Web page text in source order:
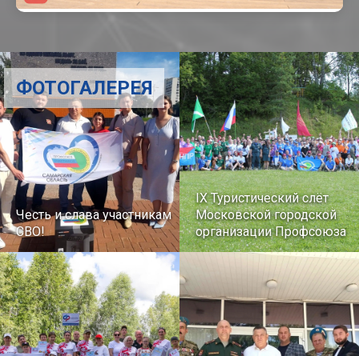
Честь и слава участникам
СВО!
IX Туристический слёт
Московской городской
организации Профсоюза
ФОТОГАЛЕРЕЯ